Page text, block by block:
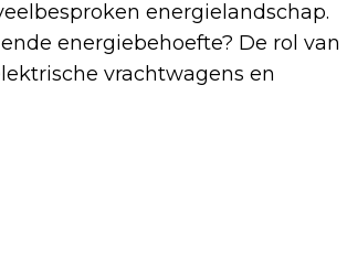
energielandschap.
energiebehoefte? De rol van
vrachtwagens en